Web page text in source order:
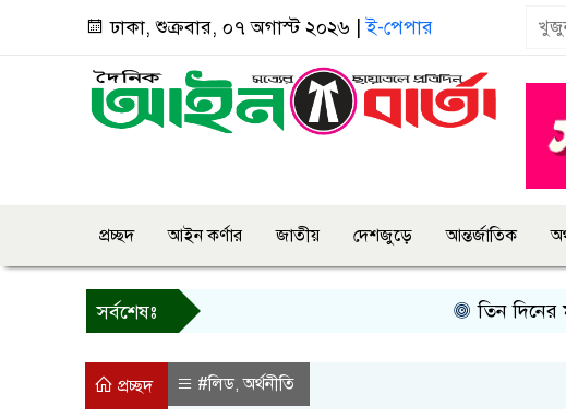
ঢাকা, শুক্রবার, ০৭ অগাস্ট ২০২৬ |ই-পেপার
প্রচ্ছদ আইন কর্ণার জাতীয় দেশজুড়ে আন্তর্জাতিক
সর্বশেষঃ তিন দিনের মধ্যে
প্রচ্ছদ #লিড,অর্থনীতি